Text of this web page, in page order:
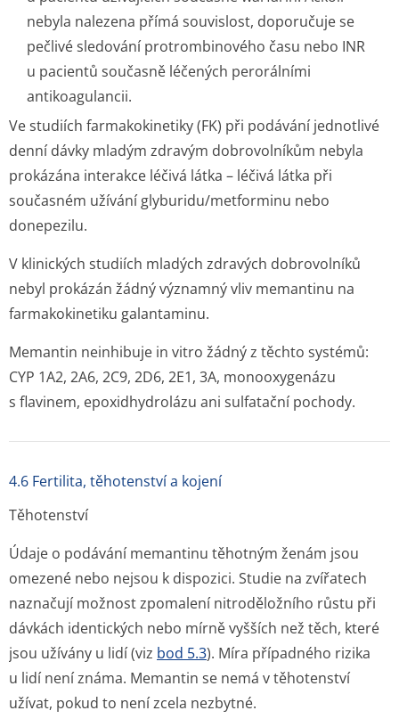
nebyla nalezena přímá souvislost, doporučuje se
pečlivé sledování protrombinového času nebo INR
u pacientů současně léčených perorálními
antikoagulancii.
Ve studiích farmakokinetiky (FK) při podávání jednotlivé
denní dávky mladým zdravým dobrovolníkům nebyla
prokázána interakce léčivá látka – léčivá látka při
současném užívání glyburidu/met­forminu nebo
donepezilu.
V klinických studiích mladých zdravých dobrovolníků
nebyl prokázán žádný významný vliv memantinu na
farmakokinetiku galantaminu.
Memantin neinhibuje in vitro žádný z těchto systémů:
CYP 1A2, 2A6, 2C9, 2D6, 2E1, 3A, monooxygenázu
s flavinem, epoxidhydrolázu ani sulfatační pochody.
4.6 Fertilita, těhotenství a kojení
Těhotenství
Údaje o podávání memantinu těhotným ženám jsou
omezené nebo nejsou k dispozici. Studie na zvířatech
naznačují možnost zpomalení nitroděložního růstu při
dávkách identických nebo mírně vyšších než těch, které
jsou užívány u lidí (viz bod 5.3). Míra případného rizika
u lidí není známa. Memantin se nemá v těhotenství
užívat, pokud to není zcela nezbytné.